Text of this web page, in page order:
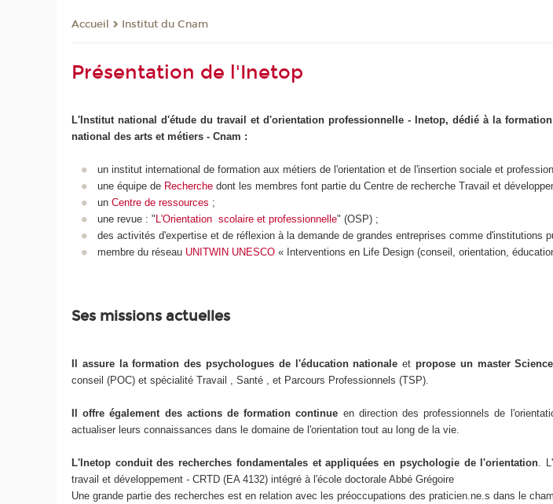
Accueil Institut du Cnam
Présentation de l'Inetop
L'Institut national d'étude du travail et d'orientation professionnelle - Inetop, dédié à la
national des arts et métiers - Cnam :
un institut international de formation aux métiers de l'orientation et de l'insertion sociale et
une équipe de Recherchedont les membres font partie du Centre de recherche Travail et
un Centre de ressources ;
une revue : "L'Orientation scolaire et professionnelle" (OSP) ;
des activités d'expertise et de réflexion à la demande de grandes entreprises comme d'institutions
membre du réseau UNITWIN UNESCO« Interventions en Life Design (conseil, orientation,
Ses missions actuelles
Il assure la formation des psychologues de l'éducation nationaleet propose un master
conseil (POC) et spécialité Travail , Santé , et Parcours Professionnels (TSP).
Il offre également des actions de formation continue en direction des professionnels de
actualiser leurs connaissances dans le domaine de l'orientation tout au long de la vie.
L'Inetop conduit des recherches fondamentales et appliquées en psychologie de l'orientation .
travail et développement - CRTD (EA 4132) intégré à l'école doctorale Abbé Grégoire
Une grande partie des recherches est en relation avec les préoccupations des praticien.ne.s dans le